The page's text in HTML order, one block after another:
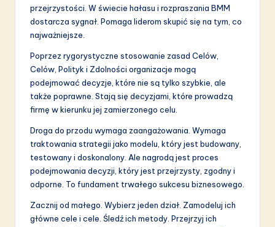
przejrzystości. W świecie hałasu i rozpraszania BMM
dostarcza sygnał. Pomaga liderom skupić się na tym, co
najważniejsze.
Poprzez rygorystyczne stosowanie zasad Celów,
Celów, Polityk i Zdolności organizacje mogą
podejmować decyzje, które nie są tylko szybkie, ale
także poprawne. Stają się decyzjami, które prowadzą
firmę w kierunku jej zamierzonego celu.
Droga do przodu wymaga zaangażowania. Wymaga
traktowania strategii jako modelu, który jest budowany,
testowany i doskonalony. Ale nagrodą jest proces
podejmowania decyzji, który jest przejrzysty, zgodny i
odporne. To fundament trwałego sukcesu biznesowego.
Zacznij od małego. Wybierz jeden dział. Zamodeluj ich
główne cele i cele. Śledź ich metody. Przejrzyj ich